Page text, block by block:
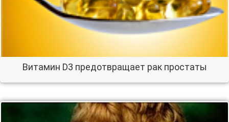
Витамин D3 предотвращает рак простаты